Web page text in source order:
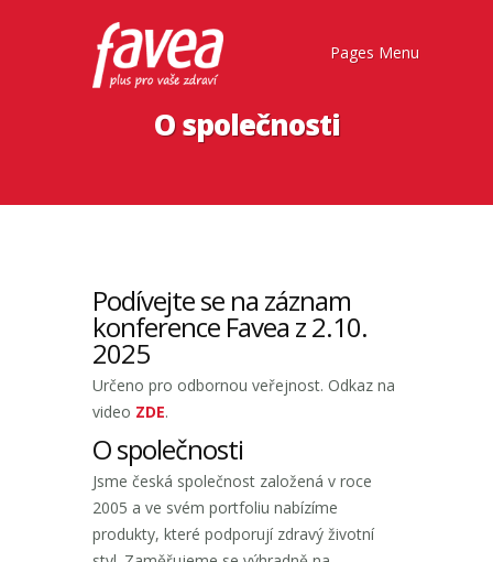
Pages Menu
O společnosti
Podívejte se na záznam
konference Favea z 2.10.
2025
Určeno pro odbornou veřejnost. Odkaz na
video ZDE.
O společnosti
Jsme česká společnost založená v roce
2005 a ve svém portfoliu nabízíme
produkty, které podporují zdravý životní